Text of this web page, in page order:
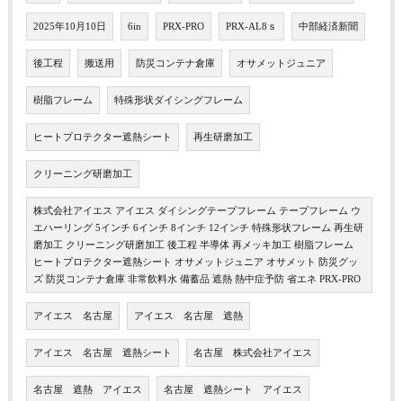
2025年10月10日 6in PRX-PRO PRX-AL8ｓ 中部経済新聞
後工程 搬送用 防災コンテナ倉庫 オサメットジュニア
樹脂フレーム 特殊形状ダイシングフレーム
ヒートプロテクター遮熱シート 再生研磨加工
クリーニング研磨加工
株式会社アイエス アイエス ダイシングテープフレーム テープフレーム ウ
エハーリング 5インチ 6インチ 8インチ 12インチ 特殊形状フレーム 再生研
磨加工 クリーニング研磨加工 後工程 半導体 再メッキ加工 樹脂フレーム
ヒートプロテクター遮熱シート オサメットジュニア オサメット 防災グッ
ズ 防災コンテナ倉庫 非常飲料水 備蓄品 遮熱 熱中症予防 省エネ PRX-PRO
アイエス 名古屋 アイエス 名古屋 遮熱
アイエス 名古屋 遮熱シート 名古屋 株式会社アイエス
名古屋 遮熱 アイエス 名古屋 遮熱シート アイエス